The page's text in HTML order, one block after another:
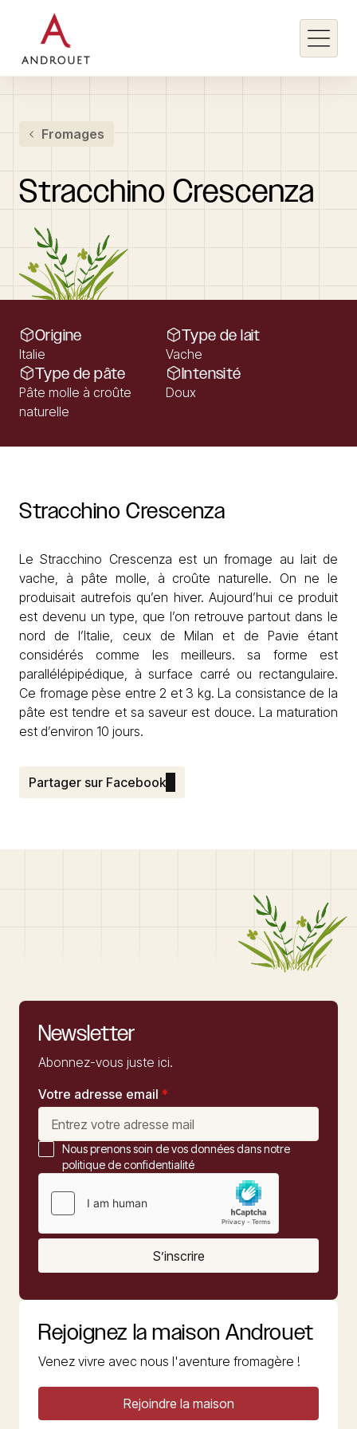
Rechercher un mot clé
Fromages
Stracchino Crescenza
Origine
Italie
Type de lait
Vache
Type de pâte
Pâte molle à croûte
naturelle
Intensité
Doux
Stracchino Crescenza
Le Stracchino Crescenza est un fromage au lait de
vache, à pâte molle, à croûte naturelle. On ne le
produisait autrefois qu’en hiver. Aujourd’hui ce produit
est devenu un type, que l’on retrouve partout dans le
nord de l’Italie, ceux de Milan et de Pavie étant
considérés comme les meilleurs. sa forme est
parallélépipédique, à surface carré ou rectangulaire.
Ce fromage pèse entre 2 et 3 kg. La consistance de la
pâte est tendre et sa saveur est douce. La maturation
est d’environ 10 jours.
Partager sur Facebook
Newsletter
Abonnez-vous juste ici.
Votre adresse email *
Nous prenons soin de vos données dans notre
politique de confidentialité
S’inscrire
Rejoignez la maison Androuet
Venez vivre avec nous l'aventure fromagère !
Rejoindre la maison